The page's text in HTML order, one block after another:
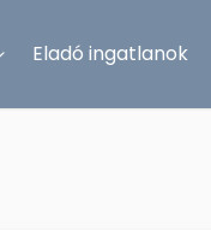
Eladó ingatlanok